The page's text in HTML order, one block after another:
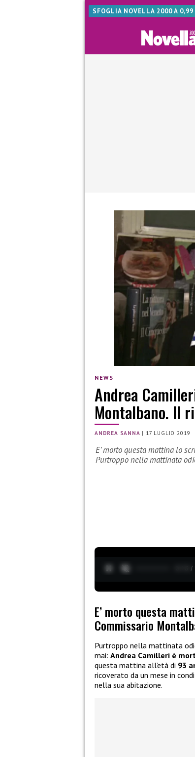
SFOGLIA NOVELLA 2000 A 0,99
NEWS
Andrea
Montalbano. Il
ANDREA SANNA | 17 LUGLIO 2019
E’ morto questa mattina lo
Purtroppo nella mattinata
0:14
E’ morto questa
Commissario
Purtroppo nella mattinata
mai: Andrea Camilleri è
questa mattina all’età di 93
ricoverato da un mese in
nella sua abitazione.